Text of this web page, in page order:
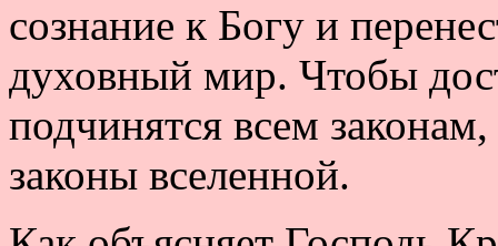
сознание к Богу и
духовный мир. Чтобы
подчинятся всем
законы вселенной.